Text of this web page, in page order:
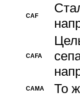
CAF
CAFA
CAMA То